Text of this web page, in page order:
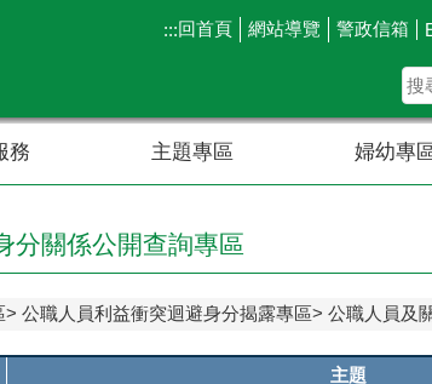
:::回首頁 網站導覽 警政信箱
務 主題專區 婦幼專
分關係公開查詢專區
公職人員利益衝突迴避身分揭露專區 公職人員及
主題